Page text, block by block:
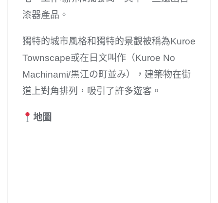
漆器產品。
獨特的城市風格和獨特的景觀被稱為Kuroe
Townscape或在日文叫作（Kuroe No
Machinami/黒江の町並み），建築物在街
道上對角排列，吸引了許多遊客。
地圖